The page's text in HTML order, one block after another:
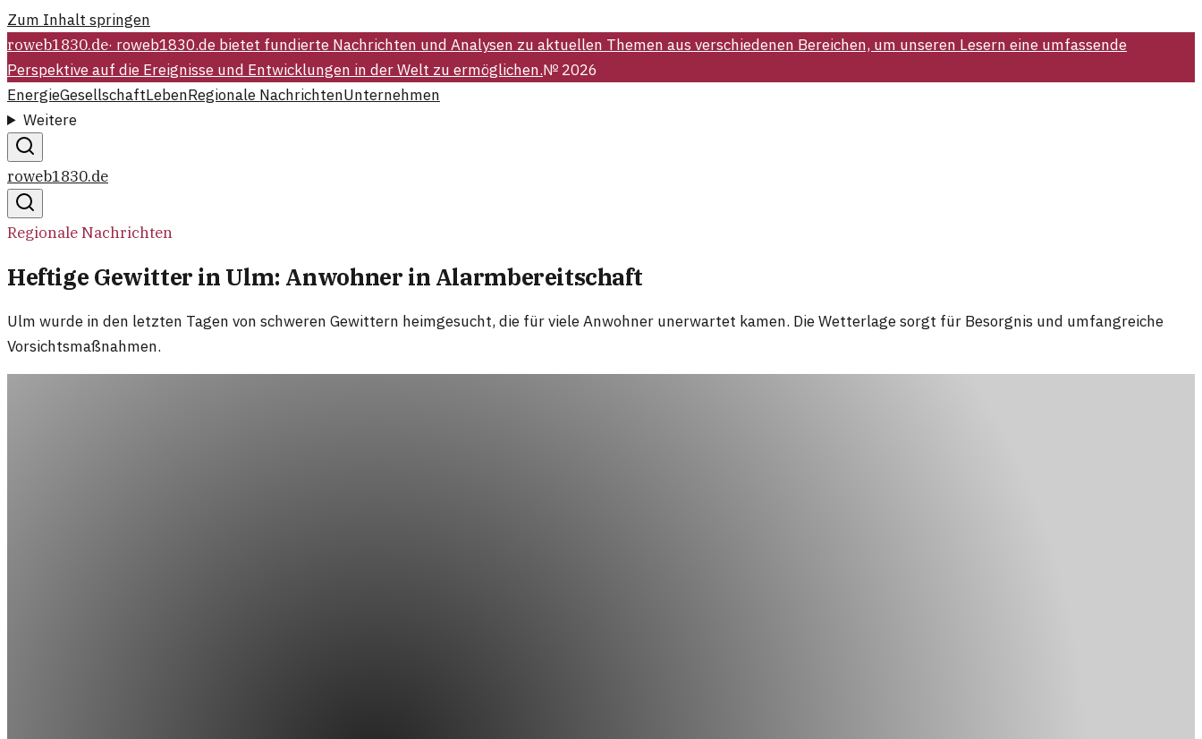
Zum Inhalt springen
roweb1830.de· roweb1830.de bietet fundierte Nachrichten und Analysen zu aktuellen Themen aus verschiedenen Bereichen, um unseren Lesern eine umfassende
Perspektive auf die Ereignisse und Entwicklungen in der Welt zu ermöglichen.№ 2026
EnergieGesellschaftLebenRegionale NachrichtenUnternehmen
Weitere
roweb1830.de
Regionale Nachrichten
Heftige Gewitter in Ulm: Anwohner in Alarmbereitschaft
Ulm wurde in den letzten Tagen von schweren Gewittern heimgesucht, die für viele Anwohner unerwartet kamen. Die Wetterlage sorgt für Besorgnis und umfangreiche
Vorsichtsmaßnahmen.